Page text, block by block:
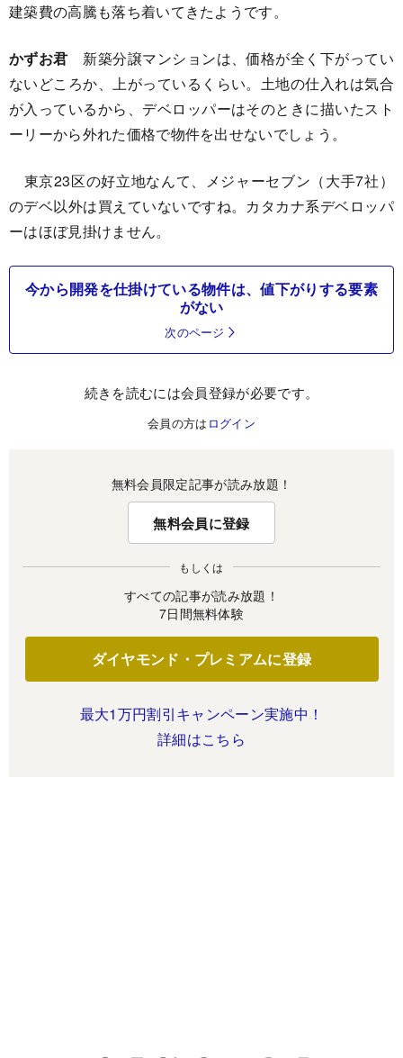
建築費の高騰も落ち着いてきたようです。
かずお君 新築分譲マンションは、価格が全く下がってい
ないどころか、上がっているくらい。土地の仕入れは気合
が入っているから、デベロッパーはそのときに描いたスト
ーリーから外れた価格で物件を出せないでしょう。
東京23区の好立地なんて、メジャーセブン（大手7社）
のデベ以外は買えていないですね。カタカナ系デベロッパ
ーはほぼ見掛けません。
今から開発を仕掛けている物件は、値下がりする要素
がない
次のページ
続きを読むには会員登録が必要です。
会員の方は ログイン
無料会員限定記事が読み放題！
無料会員に登録
もしくは
すべての記事が読み放題！
7日間無料体験
ダイヤモンド・プレミアムに登録
最大1万円割引キャンペーン実施中！
詳細はこちら